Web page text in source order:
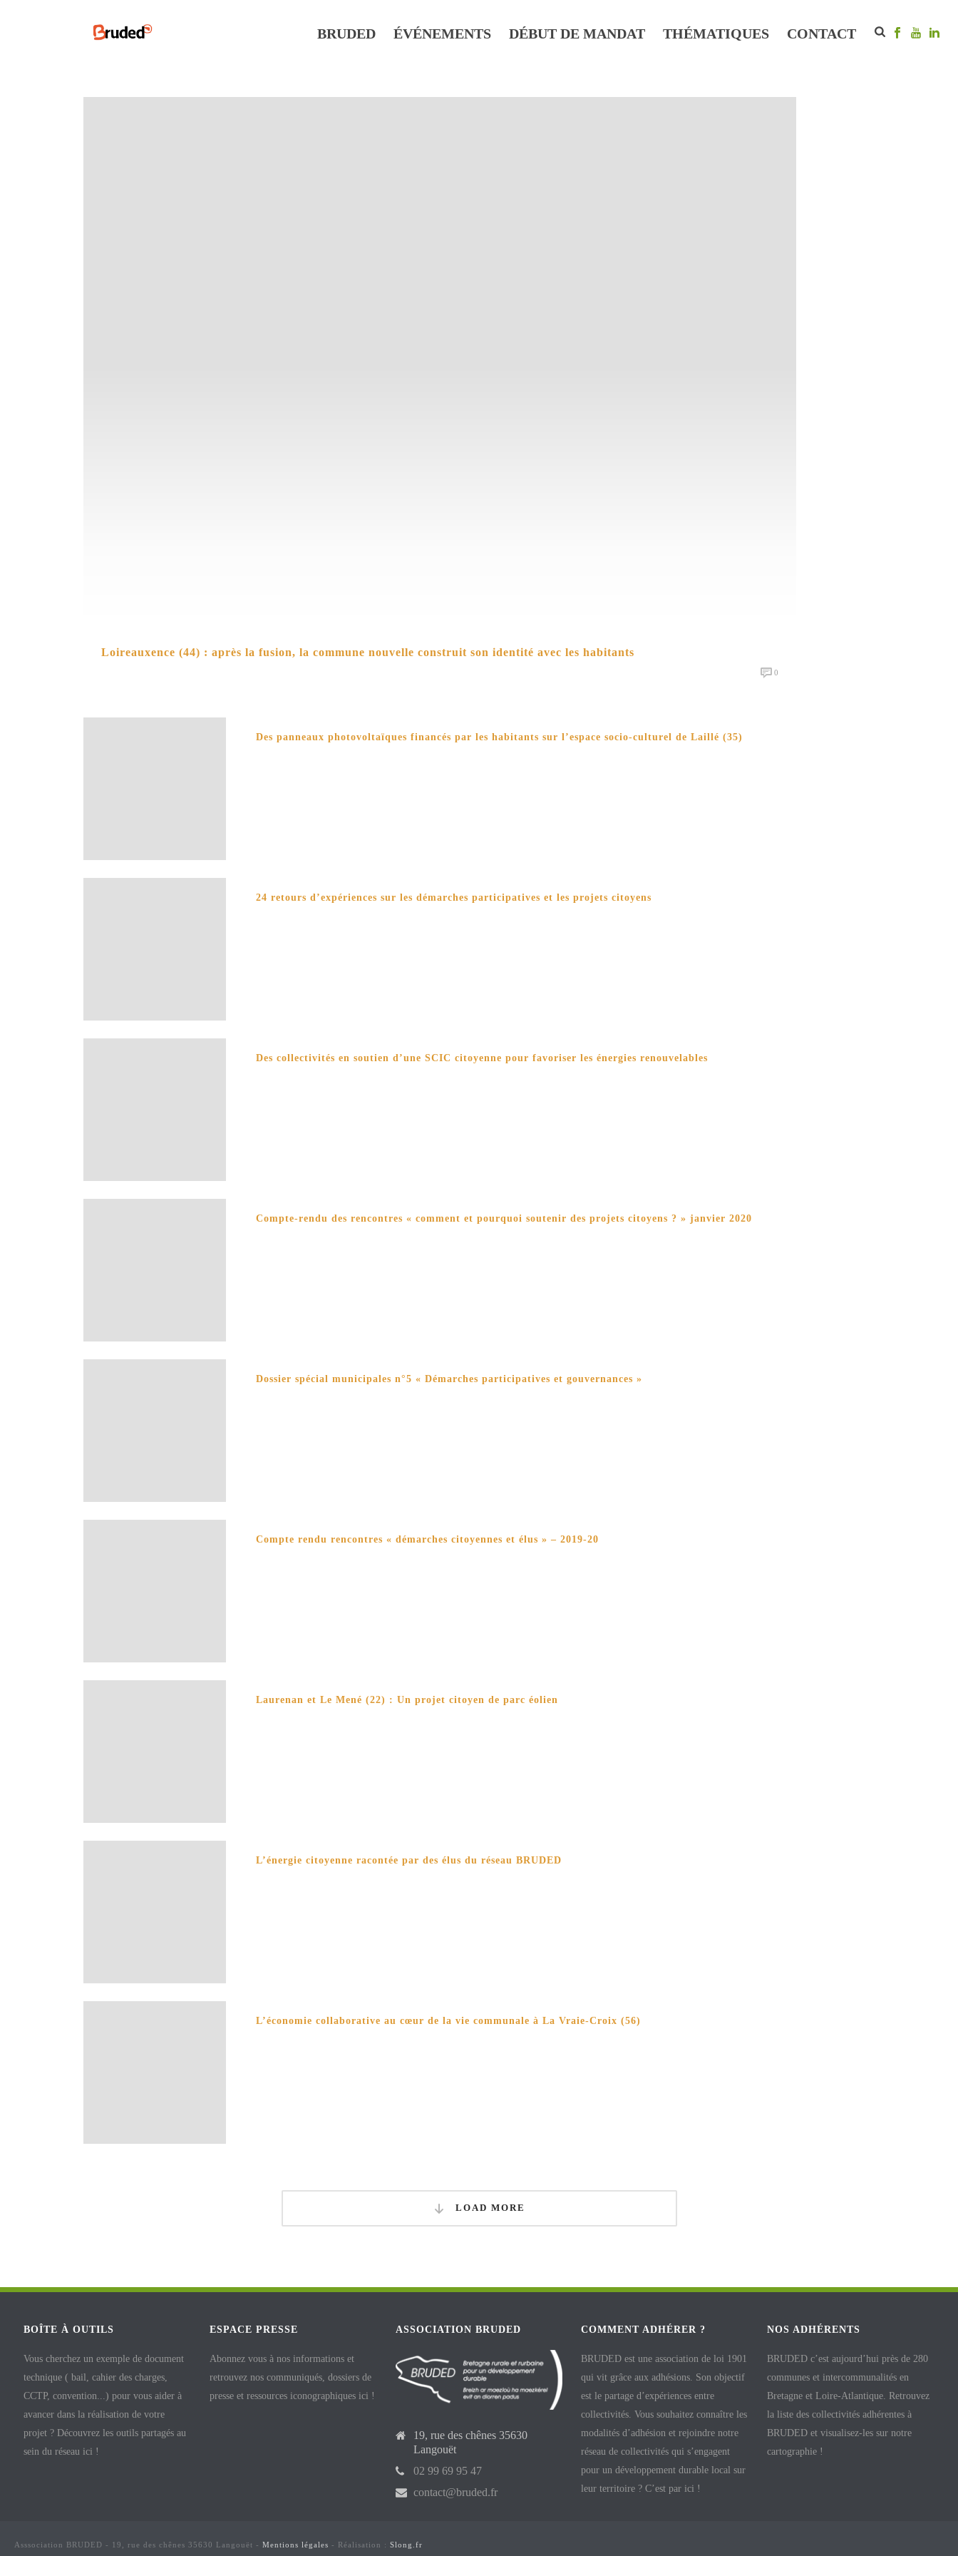
BRUDED ÉVÉNEMENTS DÉBUT DE MANDAT THÉMATIQUES CONTACT
Loireauxence (44) : après la fusion, la commune nouvelle construit son identité avec les habitants
0
Des panneaux photovoltaïques financés par les habitants sur l’espace socio-culturel de Laillé (35)
24 retours d’expériences sur les démarches participatives et les projets citoyens
Des collectivités en soutien d’une SCIC citoyenne pour favoriser les énergies renouvelables
Compte-rendu des rencontres « comment et pourquoi soutenir des projets citoyens ? » janvier 2020
Dossier spécial municipales n°5 « Démarches participatives et gouvernances »
Compte rendu rencontres « démarches citoyennes et élus » – 2019-20
Laurenan et Le Mené (22) : Un projet citoyen de parc éolien
L’énergie citoyenne racontée par des élus du réseau BRUDED
L’économie collaborative au cœur de la vie communale à La Vraie-Croix (56)
LOAD MORE
BOÎTE À OUTILS
Vous cherchez un exemple de document
technique ( bail, cahier des charges,
CCTP, convention...) pour vous aider à
avancer dans la réalisation de votre
projet ? Découvrez les outils partagés au
sein du réseau ici !
ESPACE PRESSE
Abonnez vous à nos informations et
retrouvez nos communiqués, dossiers de
presse et ressources iconographiques ici !
ASSOCIATION BRUDED
19, rue des chênes 35630
Langouët
02 99 69 95 47
contact@bruded.fr
COMMENT ADHÉRER ?
BRUDED est une association de loi 1901
qui vit grâce aux adhésions. Son objectif
est le partage d’expériences entre
collectivités. Vous souhaitez connaître les
modalités d’adhésion et rejoindre notre
réseau de collectivités qui s’engagent
pour un développement durable local sur
leur territoire ? C’est par ici !
NOS ADHÉRENTS
BRUDED c’est aujourd’hui près de 280
communes et intercommunalités en
Bretagne et Loire-Atlantique. Retrouvez
la liste des collectivités adhérentes à
BRUDED et visualisez-les sur notre
cartographie !
Asssociation BRUDED - 19, rue des chênes 35630 Langouët - Mentions légales - Réalisation : Slong.fr